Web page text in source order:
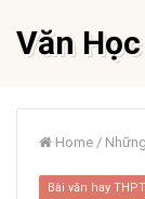
Văn
Home /
Bài văn hay THPT